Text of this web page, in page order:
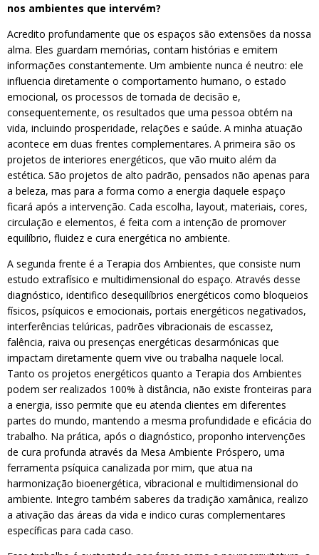
nos ambientes que intervém?
Acredito profundamente que os espaços são extensões da nossa
alma. Eles guardam memórias, contam histórias e emitem
informações constantemente. Um ambiente nunca é neutro: ele
influencia diretamente o comportamento humano, o estado
emocional, os processos de tomada de decisão e,
consequentemente, os resultados que uma pessoa obtém na
vida, incluindo prosperidade, relações e saúde. A minha atuação
acontece em duas frentes complementares. A primeira são os
projetos de interiores energéticos, que vão muito além da
estética. São projetos de alto padrão, pensados não apenas para
a beleza, mas para a forma como a energia daquele espaço
ficará após a intervenção. Cada escolha, layout, materiais, cores,
circulação e elementos, é feita com a intenção de promover
equilíbrio, fluidez e cura energética no ambiente.
A segunda frente é a Terapia dos Ambientes, que consiste num
estudo extrafísico e multidimensional do espaço. Através desse
diagnóstico, identifico desequilíbrios energéticos como bloqueios
físicos, psíquicos e emocionais, portais energéticos negativados,
interferências telúricas, padrões vibracionais de escassez,
falência, raiva ou presenças energéticas desarmónicas que
impactam diretamente quem vive ou trabalha naquele local.
Tanto os projetos energéticos quanto a Terapia dos Ambientes
podem ser realizados 100% à distância, não existe fronteiras para
a energia, isso permite que eu atenda clientes em diferentes
partes do mundo, mantendo a mesma profundidade e eficácia do
trabalho. Na prática, após o diagnóstico, proponho intervenções
de cura profunda através da Mesa Ambiente Próspero, uma
ferramenta psíquica canalizada por mim, que atua na
harmonização bioenergética, vibracional e multidimensional do
ambiente. Integro também saberes da tradição xamânica, realizo
a ativação das áreas da vida e indico curas complementares
específicas para cada caso.